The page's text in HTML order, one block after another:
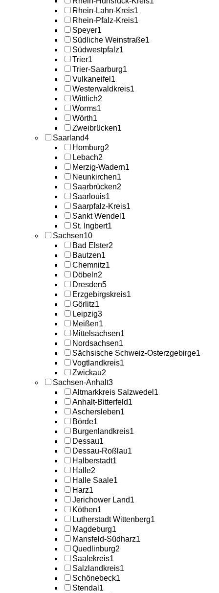
Rhein-Lahn-Kreis1
Rhein-Pfalz-Kreis1
Speyer1
Südliche Weinstraße1
Südwestpfalz1
Trier1
Trier-Saarburg1
Vulkaneifel 1
Westerwaldkreis1
Wittlich2
Worms1
Wörth1
Zweibrücken1
Saarland4
Homburg2
Lebach2
Merzig-Wadern1
Neunkirchen1
Saarbrücken2
Saarlouis1
Saarpfalz-Kreis1
Sankt Wendel 1
St. Ingbert1
Sachsen10
Bad Elster2
Bautzen1
Chemnitz1
Döbeln2
Dresden5
Erzgebirgskreis1
Görlitz1
Leipzig3
Meißen1
Mittelsachsen1
Nordsachsen1
Sächsische Schweiz-Osterzgebirge1
Vogtlandkreis1
Zwickau2
Sachsen-Anhalt3
Altmarkkreis Salzwedel 1
Anhalt-Bitterfeld1
Aschersleben1
Börde1
Burgenlandkreis1
Dessau1
Dessau-Roßlau1
Halberstadt1
Halle2
Halle Saale1
Harz1
Jerichower Land1
Köthen1
Lutherstadt Wittenberg1
Magdeburg1
Mansfeld-Südharz1
Quedlinburg2
Saalekreis1
Salzlandkreis1
Schönebeck1
Stendal 1